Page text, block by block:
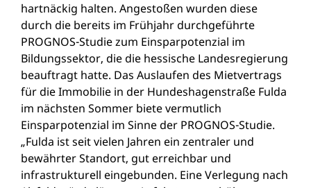
hartnäckig halten. Angestoßen wurden diese
durch die bereits im Frühjahr durchgeführte
PROGNOS-Studie zum Einsparpotenzial im
Bildungssektor, die die hessische Landesregierung
beauftragt hatte. Das Auslaufen des Mietvertrags
für die Immobilie in der Hundeshagenstraße Fulda
im nächsten Sommer biete vermutlich
Einsparpotenzial im Sinne der PROGNOS-Studie.
„Fulda ist seit vielen Jahren ein zentraler und
bewährter Standort, gut erreichbar und
infrastrukturell eingebunden. Eine Verlegung nach